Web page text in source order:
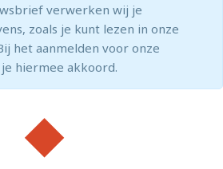
verwerken wij je
zoals je kunt lezen in onze
het aanmelden voor onze
hiermee akkoord.